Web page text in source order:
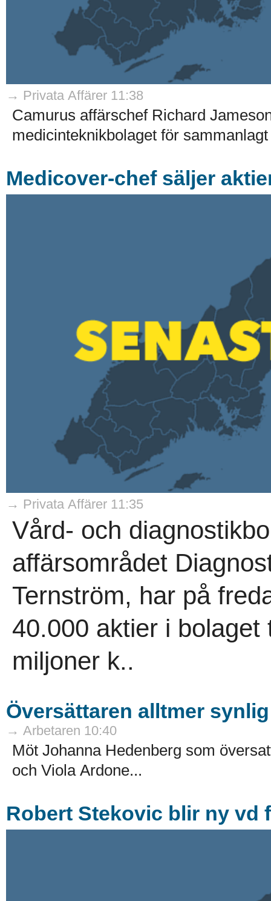
→ Privata Affärer 11:38
Camurus affärschef Richard
medicinteknikbolaget för
Medicover-chef säljer
→ Privata Affärer 11:35
Vård- och
affärsområdet
Ternström, har på
40.000 aktier i
miljoner k..
Översättaren alltmer
→ Arbetaren 10:40
Möt Johanna Hedenberg som
och Viola Ardone...
Robert Stekovic blir ny vd